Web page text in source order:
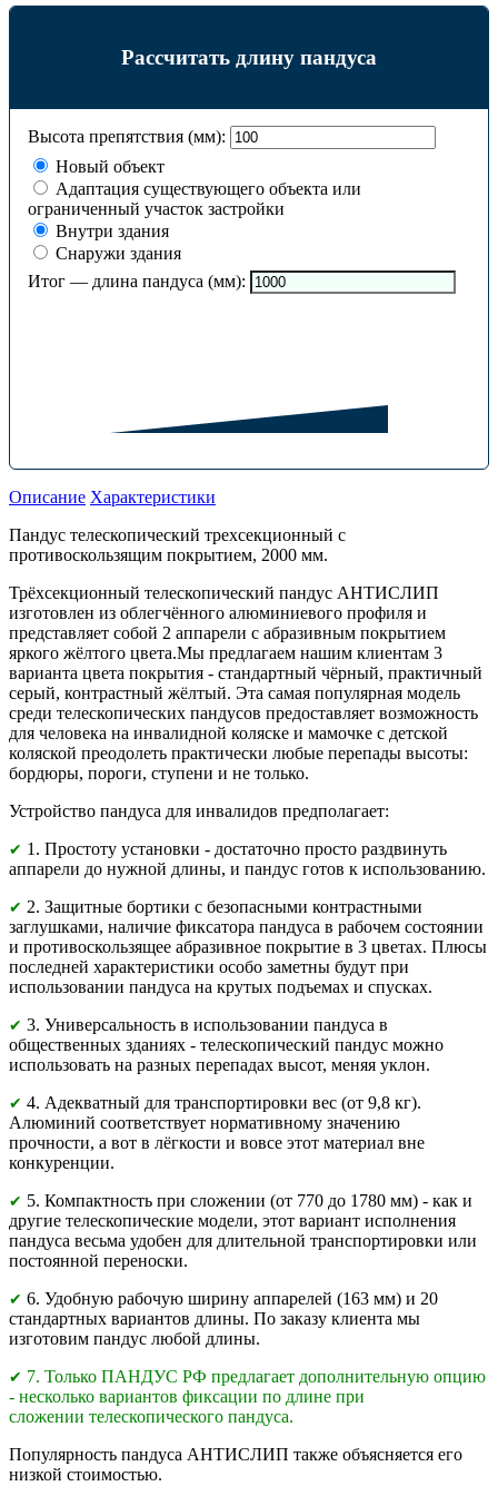
Рассчитать длину пандуса
Высота препятствия (мм):
Новый объект
Адаптация существующего объекта или
ограниченный участок застройки
Внутри здания
Снаружи здания
Итог — длина пандуса (мм):
Описание Характеристики
Пандус телескопический трехсекционный с
противоскользящим покрытием, 2000 мм.
Трёхсекционный телескопический пандус АНТИСЛИП
изготовлен из облегчённого алюминиевого профиля и
представляет собой 2 аппарели с абразивным покрытием
яркого жёлтого цвета.Мы предлагаем нашим клиентам 3
варианта цвета покрытия - стандартный чёрный, практичный
серый, контрастный жёлтый. Эта самая популярная модель
среди телескопических пандусов предоставляет возможность
для человека на инвалидной коляске и мамочке с детской
коляской преодолеть практически любые перепады высоты:
бордюры, пороги, ступени и не только.
Устройство пандуса для инвалидов предполагает:
✔ 1. Простоту установки - достаточно просто раздвинуть
аппарели до нужной длины, и пандус готов к использованию.
✔ 2. Защитные бортики с безопасными контрастными
заглушками, наличие фиксатора пандуса в рабочем состоянии
и противоскользящее абразивное покрытие в 3 цветах. Плюсы
последней характеристики особо заметны будут при
использовании пандуса на крутых подъемах и спусках.
✔ 3. Универсальность в использовании пандуса в
общественных зданиях - телескопический пандус можно
использовать на разных перепадах высот, меняя уклон.
✔ 4. Адекватный для транспортировки вес (от 9,8 кг).
Алюминий соответствует нормативному значению
прочности, а вот в лёгкости и вовсе этот материал вне
конкуренции.
✔ 5. Компактность при сложении (от 770 до 1780 мм) - как и
другие телескопические модели, этот вариант исполнения
пандуса весьма удобен для длительной транспортировки или
постоянной переноски.
✔ 6. Удобную рабочую ширину аппарелей (163 мм) и 20
стандартных вариантов длины. По заказу клиента мы
изготовим пандус любой длины.
✔ 7. Только ПАНДУС РФ предлагает дополнительную опцию
- несколько вариантов фиксации по длине при
сложении телескопического пандуса.
Популярность пандуса АНТИСЛИП также объясняется его
низкой стоимостью.